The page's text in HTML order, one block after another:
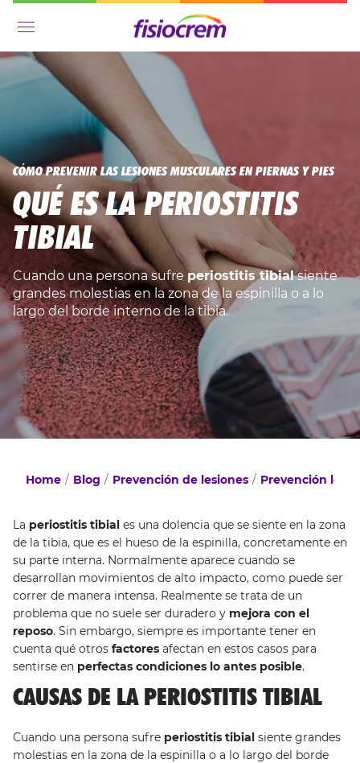
Menú
CÓMO PREVENIR LAS LESIONES MUSCULARES EN PIERNAS Y PIES
QUÉ ES LA PERIOSTITIS
TIBIAL
Cuando una persona sufre periostitis tibialsiente
grandes molestias en la zona de la espinilla o a lo
largo del borde interno de la tibia.
Home Blog Prevención de lesiones Prevención
La periostitis tibial es una dolencia que se siente en la zona
de la tibia, que es el hueso de la espinilla, concretamente en
su parte interna. Normalmente aparece cuando se
desarrollan movimientos de alto impacto, como puede ser
correr de manera intensa. Realmente se trata de un
problema que no suele ser duradero y mejora con el
reposo. Sin embargo, siempre es importante tener en
cuenta qué otros factores afectan en estos casos para
sentirse en perfectas condiciones lo antes posible.
CAUSAS DE LA PERIOSTITIS TIBIAL
Cuando una persona sufre periostitis tibial siente grandes
molestias en la zona de la espinilla o a lo largo del borde